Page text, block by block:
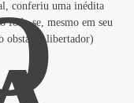
conferiu uma inédita
foda-se, mesmo em seu
obstante libertador)